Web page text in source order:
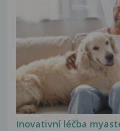
Inovativní léčba